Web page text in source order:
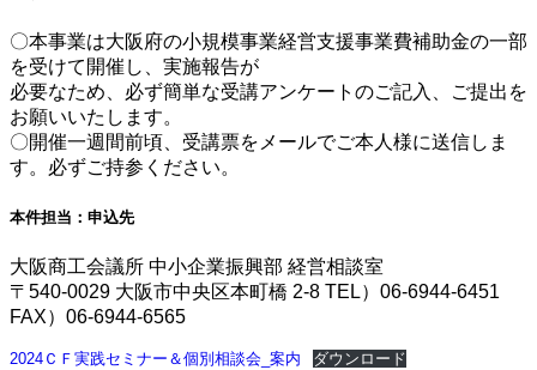
〇本事業は大阪府の小規模事業経営支援事業費補助金の一部
を受けて開催し、実施報告が
必要なため、必ず簡単な受講アンケートのご記入、ご提出を
お願いいたします。
〇開催一週間前頃、受講票をメールでご本人様に送信しま
す。必ずご持参ください。
本件担当：申込先
大阪商工会議所 中小企業振興部 経営相談室
〒540-0029 大阪市中央区本町橋 2-8 TEL）06-6944-6451
FAX）06-6944-6565
2024ＣＦ実践セミナー＆個別相談会_案内 ダウンロード